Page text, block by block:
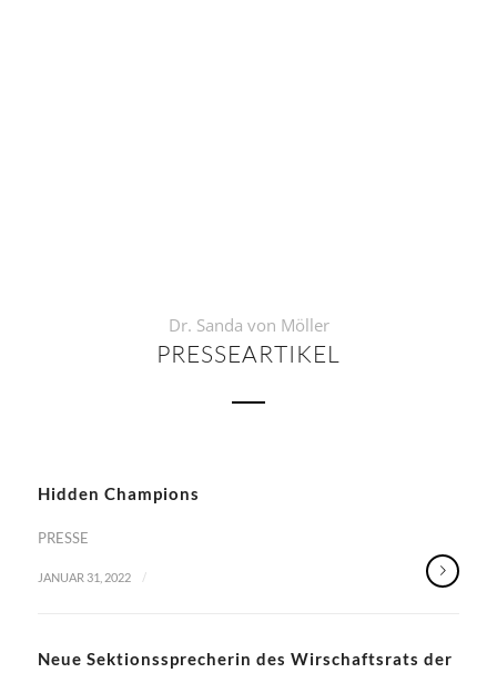
Dr. Sanda von Möller
PRESSEARTIKEL
Hidden Champions
PRESSE
JANUAR 31, 2022 /
Neue Sektionssprecherin des Wirschaftsrats der